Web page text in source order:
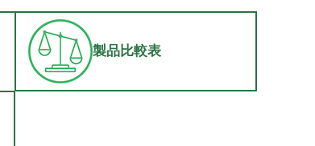
製品比較表